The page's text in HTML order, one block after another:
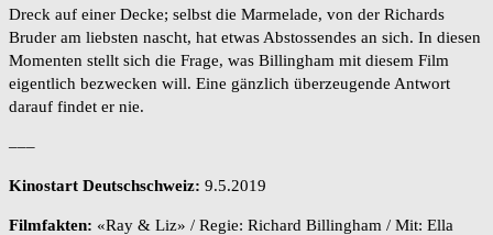
Dreck auf einer Decke; selbst die Marmelade, von der Richards
Bruder am liebsten nascht, hat etwas Abstossendes an sich. In diesen
Momenten stellt sich die Frage, was Billingham mit diesem Film
eigentlich bezwecken will. Eine gänzlich überzeugende Antwort
darauf findet er nie.
–––
Kinostart Deutschschweiz: 9.5.2019
Filmfakten: «Ray & Liz» / Regie: Richard Billingham / Mit: Ella